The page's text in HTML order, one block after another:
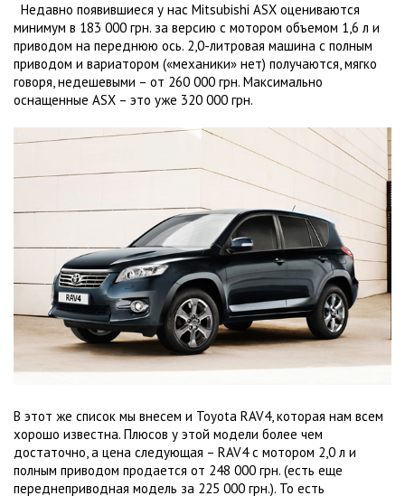
Недавно появившиеся у нас Mitsubishi ASX оцениваются
минимум в 183 000 грн. за версию с мотором объемом 1,6 л и
приводом на переднюю ось. 2,0-литровая машина с полным
приводом и вариатором («механики» нет) получаются, мягко
говоря, недешевыми – от 260 000 грн. Максимально
оснащенные ASX – это уже 320 000 грн.
В этот же список мы внесем и Toyota RAV4, которая нам всем
хорошо известна. Плюсов у этой модели более чем
достаточно, а цена следующая – RAV4 с мотором 2,0 л и
полным приводом продается от 248 000 грн. (есть еще
переднеприводная модель за 225 000 грн.). То есть